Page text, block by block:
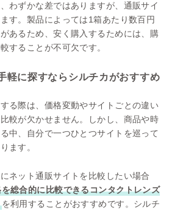
わずかな差ではありますが、通販サイ
す。製品によっては1箱あたり数百円
あるため、安く購入するためには、購
することが不可欠です。
軽に探すならシルチカがおすすめ
る際は、価格変動やサイトごとの違い
較が欠かせません。しかし、商品や時
中、自分で一つひとつサイトを巡って
ます。
ネット通販サイトを比較したい場合
総合的に比較できるコンタクトレンズ
を利用することがおすすめです。シルチ